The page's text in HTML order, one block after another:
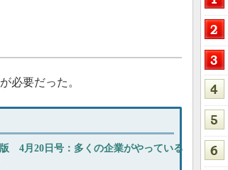
必要だった。
4月20日号：多くの企業がやっている